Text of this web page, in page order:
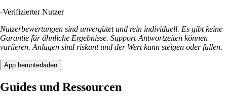
-Verifizierter Nutzer
Nutzerbewertungen sind unvergütet und rein individuell. Es gibt keine
Garantie für ähnliche Ergebnisse. Support-Antwortzeiten können
variieren. Anlagen sind riskant und der Wert kann steigen oder fallen.
App herunterladen
Guides und Ressourcen